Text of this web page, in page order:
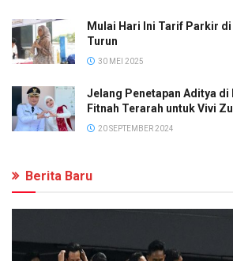
Mulai Hari Ini Tarif Parkir
Turun
30 MEI 2025
Jelang Penetapan Aditya
Fitnah Terarah untuk Vivi
20 SEPTEMBER 2024
Berita Baru